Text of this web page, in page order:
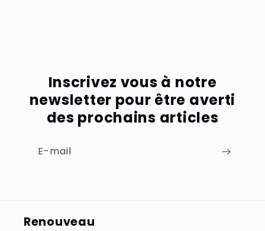
Inscrivez vous à notre
newsletter pour être averti
des prochains articles
E-mail
Renouveau